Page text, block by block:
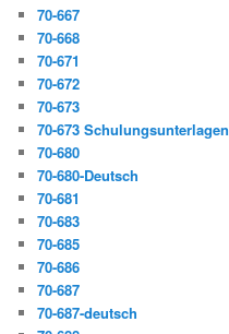
70-667
70-668
70-671
70-672
70-673
70-673 Schulungsunterlagen
70-680
70-680-Deutsch
70-681
70-683
70-685
70-686
70-687
70-687-deutsch